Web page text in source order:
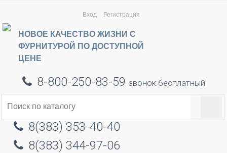
Вход Регистрация
НОВОЕ КАЧЕСТВО ЖИЗНИ С
ФУРНИТУРОЙ ПО ДОСТУПНОЙ
ЦЕНЕ
8-800-250-83-59 звонок бесплатный
8(383) 353-40-40
8(383) 344-97-06